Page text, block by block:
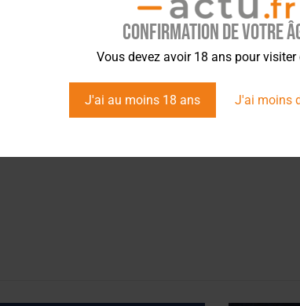
Confirmation de votre
Vous devez avoir 18 ans pour visiter
J'ai au moins 18 ans J'ai moins
l’info brassicole.